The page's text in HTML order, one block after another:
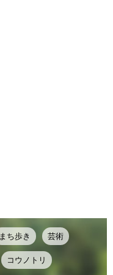
まち歩き 芸術
コウノトリ